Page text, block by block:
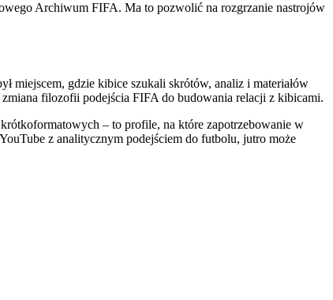
Archiwum FIFA. Ma to pozwolić na rozgrzanie nastrojów
miejscem, gdzie kibice szukali skrótów, analiz i materiałów
filozofii podejścia FIFA do budowania relacji z kibicami.
– to profile, na które zapotrzebowanie w
z analitycznym podejściem do futbolu, jutro może